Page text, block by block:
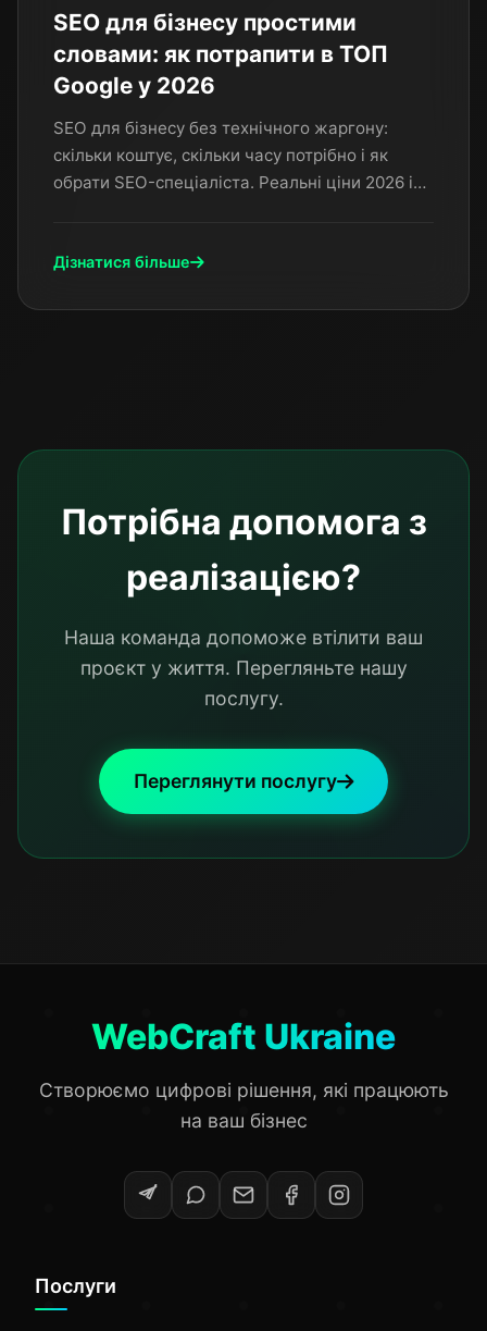
SEO для бізнесу простими
словами: як потрапити в ТОП
Google у 2026
SEO для бізнесу без технічного жаргону:
скільки коштує, скільки часу потрібно і як
обрати SEO-спеціаліста. Реальні ціни 2026 і
Дізнатися більше
Потрібна допомога з
реалізацією?
Наша команда допоможе втілити ваш
проєкт у життя. Перегляньте нашу
послугу.
Переглянути послугу
WebCraft Ukraine
Створюємо цифрові рішення, які працюють
на ваш бізнес
Послуги